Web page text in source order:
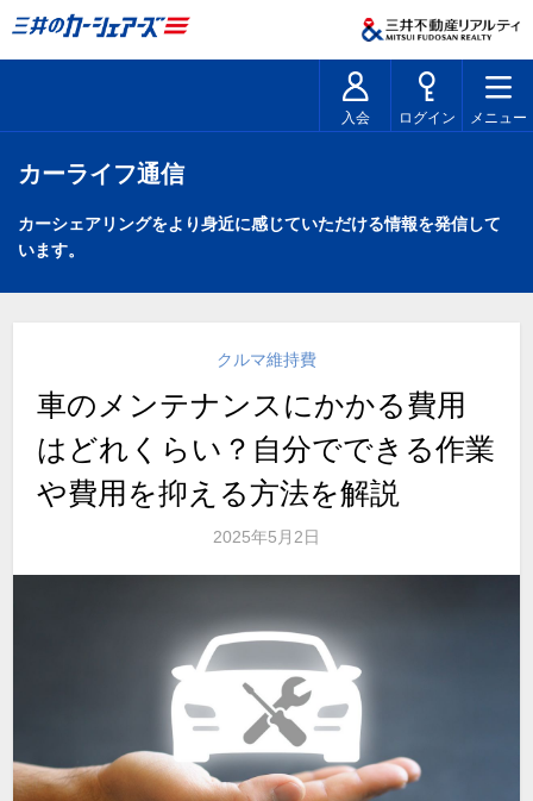
入会 ログイン メニュー
カーライフ通信
カーシェアリングをより身近に感じていただける情報を発信して
います。
クルマ維持費
車のメンテナンスにかかる費用
はどれくらい？自分でできる作業
や費用を抑える方法を解説
2025年5月2日